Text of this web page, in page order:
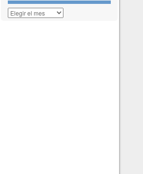
Histórico